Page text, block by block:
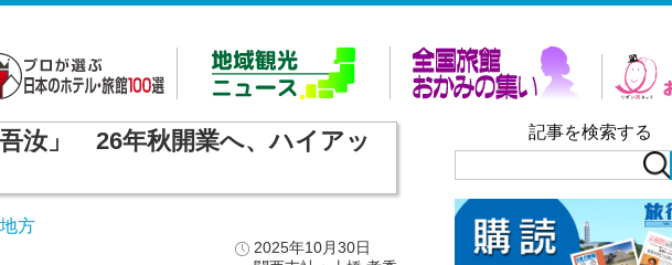
汝」 26年秋開業へ、ハイアッ
方
2025年10月30日
記事を検索する